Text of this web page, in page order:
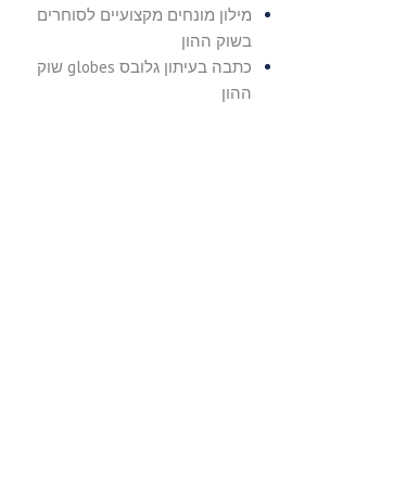
מילון מונחים מקצועיים לסוחרים
בשוק ההון
כתבה בעיתון גלובס globes שוק
ההון